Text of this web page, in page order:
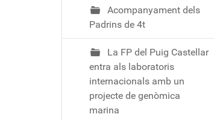
Acompanyament dels
Padrins de 4t
La FP del Puig Castellar
entra als laboratoris
internacionals amb un
projecte de genòmica
marina